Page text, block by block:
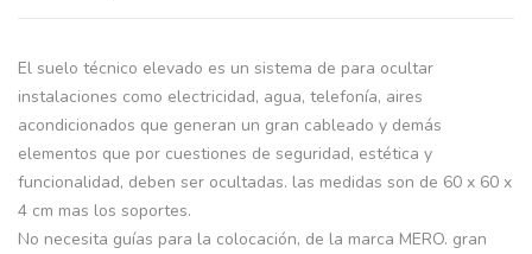
El suelo técnico elevado es un sistema de para ocultar
instalaciones como electricidad, agua, telefonía, aires
acondicionados que generan un gran cableado y demás
elementos que por cuestiones de seguridad, estética y
funcionalidad, deben ser ocultadas. las medidas son de 60 x 60 x
4 cm mas los soportes.
No necesita guías para la colocación, de la marca MERO. gran